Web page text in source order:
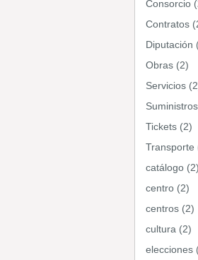
Consorcio
Contratos
Diputación
Obras (2)
Servicios
Tickets (2)
Transporte
catálogo (2)
centro (2)
centros (2)
cultura (2)
elecciones